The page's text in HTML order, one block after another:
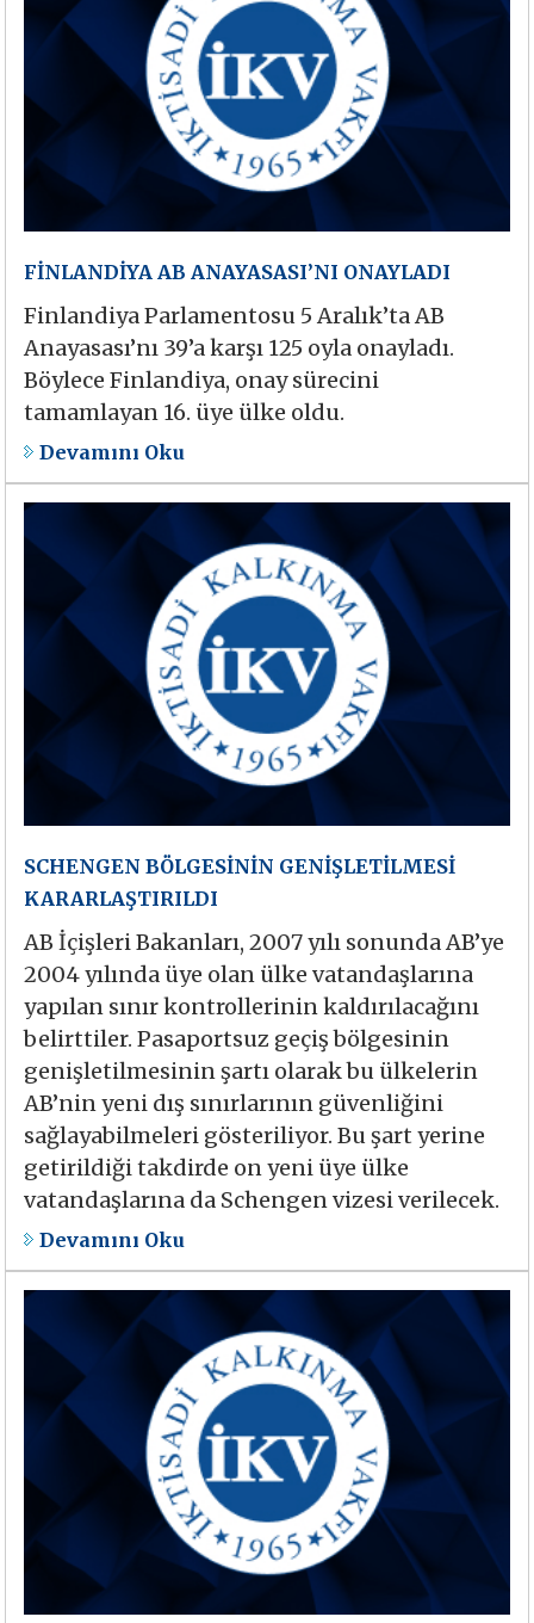
FİNLANDİYA AB ANAYASASI’NI ONAYLADI
Finlandiya Parlamentosu 5 Aralık’ta AB
Anayasası’nı 39’a karşı 125 oyla onayladı.
Böylece Finlandiya, onay sürecini
tamamlayan 16. üye ülke oldu.
Devamını Oku
SCHENGEN BÖLGESİNİN GENİŞLETİLMESİ
KARARLAŞTIRILDI
AB İçişleri Bakanları, 2007 yılı sonunda AB’ye
2004 yılında üye olan ülke vatandaşlarına
yapılan sınır kontrollerinin kaldırılacağını
belirttiler. Pasaportsuz geçiş bölgesinin
genişletilmesinin şartı olarak bu ülkelerin
AB’nin yeni dış sınırlarının güvenliğini
sağlayabilmeleri gösteriliyor. Bu şart yerine
getirildiği takdirde on yeni üye ülke
vatandaşlarına da Schengen vizesi verilecek.
Devamını Oku